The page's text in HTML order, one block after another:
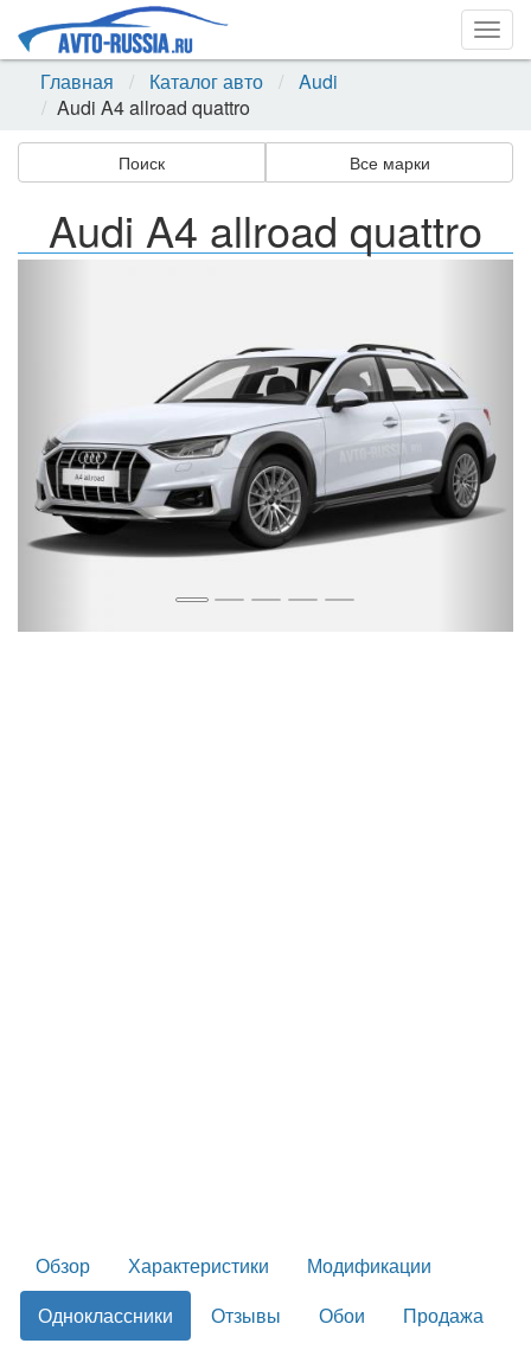
Главная
Каталог авто
Audi
Audi A4 allroad quattro
Поиск Все марки
Audi A4 allroad quattro
Обзор Характеристики
Модификации
Одноклассники
Отзывы Обои Продажа